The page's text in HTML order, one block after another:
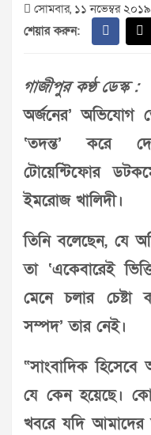
সোমবার, ১১ নভেম্বর ২০১৯
শেয়ার করুন:
গাজীপুর কণ্ঠ ডেস্ক :
অর্জনের’ অভিযোগ
‘তদন্ত’ করে
টোয়েন্টিফোর
ইমরোজ খালিদী।
তিনি বলেছেন, যে
তা ‘একেবারেই
মেনে চলার
সম্পদ’ তার নেই।
“সাংবাদিক
যে কেন হয়েছে।
খবরে যদি